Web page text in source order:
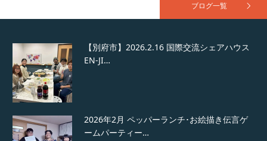
ブログ一覧
【別府市】2026.2.16 国際交流シェアハウス
EN-JI…
2026年2月 ペッパーランチ･お絵描き伝言ゲ
ームパーティー…